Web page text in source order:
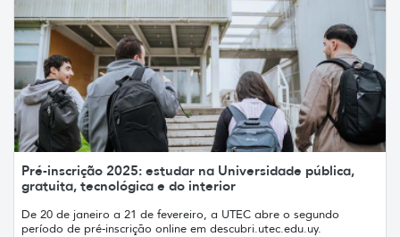
Pré-inscrição 2025: estudar na Universidade pública,
gratuita, tecnológica e do interior
De 20 de janeiro a 21 de fevereiro, a UTEC abre o segundo
período de pré-inscrição online em descubri.utec.edu.uy.